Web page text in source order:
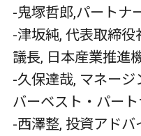
-鬼塚哲郎,パートナ
-津坂純, 代表取締
議長, 日本産業推進
-久保達哉, マネー
バーベスト・パー
-西澤整, 投資アド